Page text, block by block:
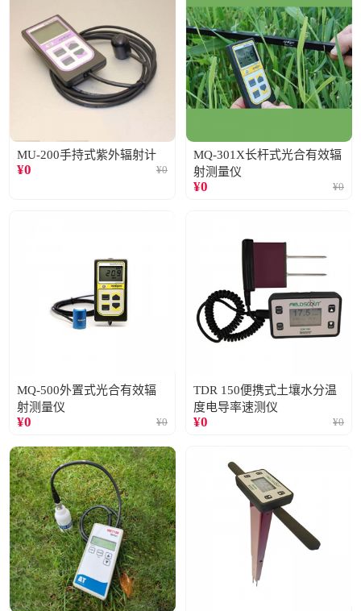
MU-200手持式紫外辐射计
¥0 ¥0
MQ-301X长杆式光合有效辐
射测量仪
¥0 ¥0
MQ-500外置式光合有效辐
射测量仪
¥0 ¥0
TDR 150便携式土壤水分温
度电导率速测仪
¥0 ¥0